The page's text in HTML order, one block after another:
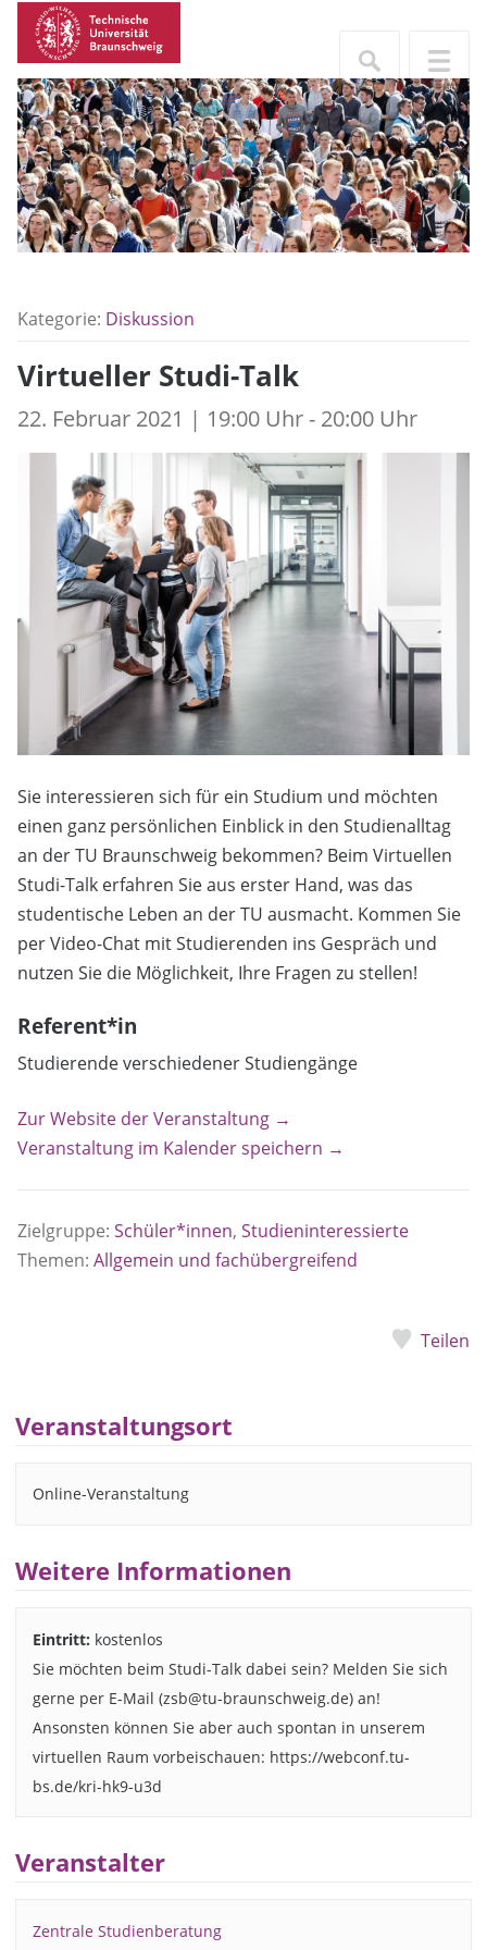
Kategorie: Diskussion
Virtueller Studi-Talk
22. Februar 2021 | 19:00 Uhr - 20:00 Uhr
Sie interessieren sich für ein Studium und möchten
einen ganz persönlichen Einblick in den Studienalltag
an der TU Braunschweig bekommen? Beim Virtuellen
Studi-Talk erfahren Sie aus erster Hand, was das
studentische Leben an der TU ausmacht. Kommen Sie
per Video-Chat mit Studierenden ins Gespräch und
nutzen Sie die Möglichkeit, Ihre Fragen zu stellen!
Referent*in
Studierende verschiedener Studiengänge
Zur Website der Veranstaltung →
Veranstaltung im Kalender speichern →
Zielgruppe: Schüler*innen, Studieninteressierte
Themen: Allgemein und fachübergreifend
Teilen
Veranstaltungsort
Online-Veranstaltung
Weitere Informationen
Eintritt: kostenlos
Sie möchten beim Studi-Talk dabei sein? Melden Sie sich
gerne per E-Mail (zsb@tu-braunschweig.de) an!
Ansonsten können Sie aber auch spontan in unserem
virtuellen Raum vorbeischauen: https://webconf.tu-
bs.de/kri-hk9-u3d
Veranstalter
Zentrale Studienberatung